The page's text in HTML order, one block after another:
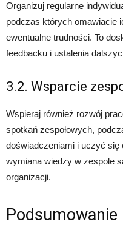
Organizuj regularne
podczas których omawiacie
ewentualne trudności. To
feedbacku i ustalenia
3.2. Wsparcie
Wspieraj również rozwój
spotkań zespołowych,
doświadczeniami i uczyć się
wymiana wiedzy w zespole
organizacji.
Podsumowanie